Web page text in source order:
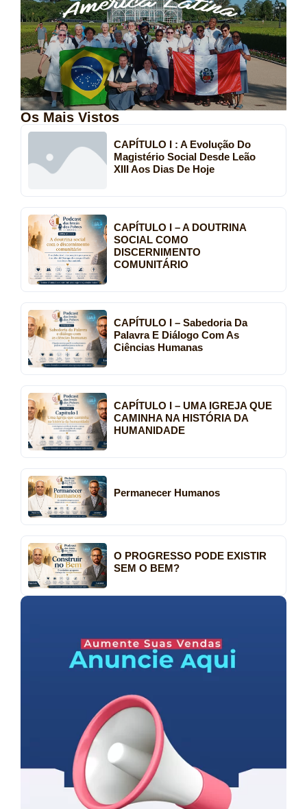
Os Mais Vistos
CAPÍTULO I : A Evolução Do
Magistério Social Desde Leão
XIII Aos Dias De Hoje
CAPÍTULO I – A DOUTRINA
SOCIAL COMO
DISCERNIMENTO
COMUNITÁRIO
CAPÍTULO I – Sabedoria Da
Palavra E Diálogo Com As
Ciências Humanas
CAPÍTULO I – UMA IGREJA QUE
CAMINHA NA HISTÓRIA DA
HUMANIDADE
Permanecer Humanos
O PROGRESSO PODE EXISTIR
SEM O BEM?